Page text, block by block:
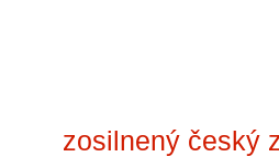
zosilnený český